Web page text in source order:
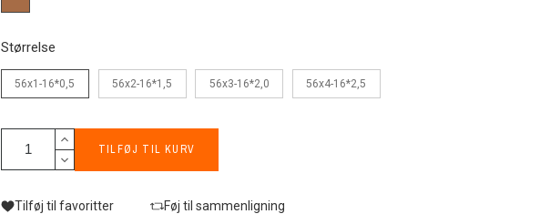
brun
Størrelse
56x1-16*0,5 56x2-16*1,5 56x3-16*2,0 56x4-16*2,5
TILFØJ TIL KURV
Tilføj til favoritter Føj til sammenligning